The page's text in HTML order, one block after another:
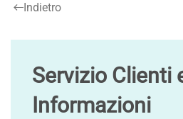
Indietro
Servizio Clienti
Informazioni